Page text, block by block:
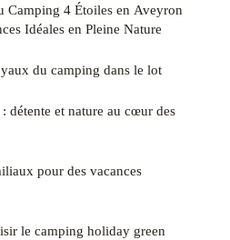
Camping 4 Étoiles en Aveyron
Idéales en Pleine Nature
du camping dans le lot
détente et nature au cœur des
pour des vacances
le camping holiday green